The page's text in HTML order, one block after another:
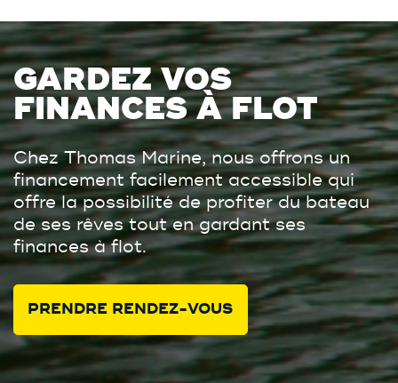
GARDEZ VOS
FINANCES À FLOT
Chez Thomas Marine, nous offrons un
financement facilement accessible qui
offre la possibilité de profiter du bateau
de ses rêves tout en gardant ses
finances à flot.
PRENDRE RENDEZ-VOUS